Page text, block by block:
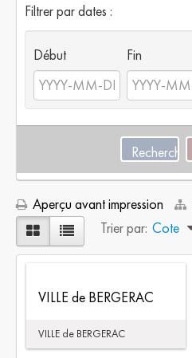
Filtrer par dates :
Début Fin
Aperçu avant impression
Trier par: Cote
VILLE de BERGERAC
VILLE de BERGERAC